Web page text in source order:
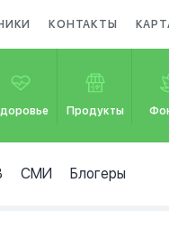
КОНТАКТЫ
Продукты
СМИ Блогеры